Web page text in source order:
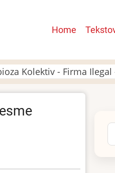
Main
Home
Kolektiv - Firma Ilegal